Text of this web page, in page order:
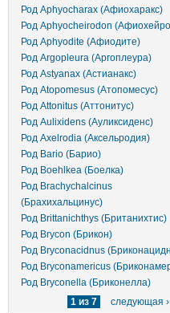
Род Aphyocharax (Афиохаракс)
Род Aphyocheirodon
Род Aphyodite (Афиодите)
Род Argopleura (Аргоплеура)
Род Astyanax (Астианакс)
Род Atopomesus (Атопомесус)
Род Attonitus (Аттонитус)
Род Aulixidens (Ауликсиденс)
Род Axelrodia (Аксельродия)
Род Bario (Барио)
Род Boehlkea (Боелка)
Род Brachychalcinus
(Брахихальцинус)
Род Brittanichthys (Британихтис)
Род Brycon (Брикон)
Род Bryconacidnus
Род Bryconamericus
Род Bryconella (Бриконелла)
1 из 7
следующая ›